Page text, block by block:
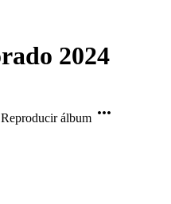
2024
Reproducir álbum